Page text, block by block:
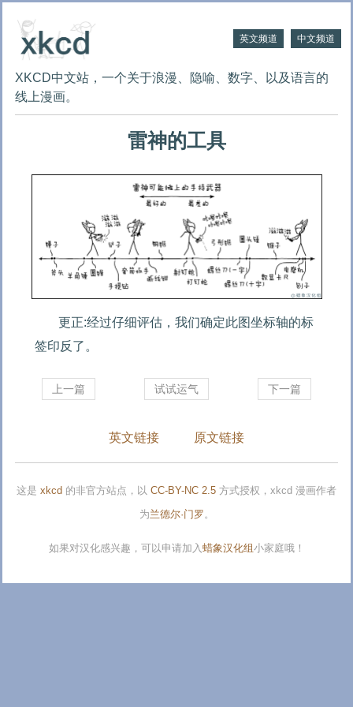
英文频道 中文频道
XKCD中文站，一个关于浪漫、隐喻、数字、以及语言的
线上漫画。
雷神的工具
更正:经过仔细评估，我们确定此图坐标轴的标
签印反了。
上一篇 下一篇
试试运气
英文链接 原文链接
这是 xkcd 的非官方站点，以 CC-BY-NC 2.5 方式授权，xkcd 漫画作者
为兰德尔·门罗 。
如果对汉化感兴趣，可以申请加入 蜡象汉化组小家庭哦！